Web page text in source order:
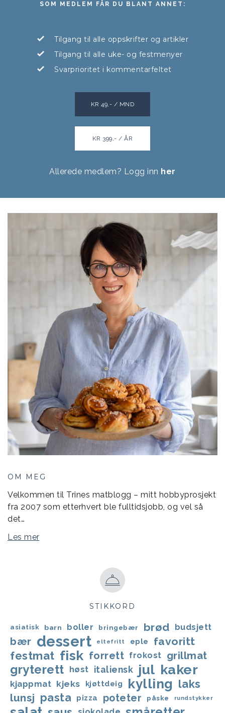
SOM MEDLEM FÅR DU BLANT ANNET:
Tilgang til alle oppskrifter og artikler
Tilgang til alle uke- og festmenyer
Svarprioritet i kommentarfeltet
KR 49,- / MND
KR 399,- / ÅR
Allerede medlem? Logg inn her
OM MEG
Velkommen til Trines matblogg – mitt hobbyprosjekt
fra 2007 som etterhvert ble fulltidsjobb, og vel så
det…
Les mer
STIKKORD
asiatisk barn boller bringebær brød budsjett
bær dessert eltefritt eple favoritt
festmat fisk forrett frokost grillmat
gryterett høst italiensk jul kaker
kjappmat kjeks kjøttdeig kylling laks
lunsj pasta pizza poteter påske rundstykker